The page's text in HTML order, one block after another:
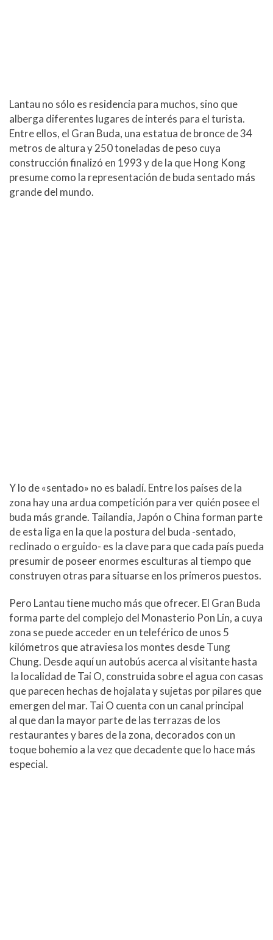
Lantau no sólo es residencia para muchos, sino que
alberga diferentes lugares de interés para el turista.
Entre ellos, el Gran Buda, una estatua de bronce de 34
metros de altura y 250 toneladas de peso cuya
construcción finalizó en 1993 y de la que Hong Kong
presume como la representación de buda sentado más
grande del mundo.
Y lo de «sentado» no es baladí. Entre los países de la
zona hay una ardua competición para ver quién posee el
buda más grande. Tailandia, Japón o China forman parte
de esta liga en la que la postura del buda -sentado,
reclinado o erguido- es la clave para que cada país pueda
presumir de poseer enormes esculturas al tiempo que
construyen otras para situarse en los primeros puestos.
Pero Lantau tiene mucho más que ofrecer. El Gran Buda
forma parte del complejo del Monasterio Pon Lin, a cuya
zona se puede acceder en un teleférico de unos 5
kilómetros que atraviesa los montes desde Tung
Chung. Desde aquí un autobús acerca al visitante hasta
la localidad de Tai O, construida sobre el agua con casas
que parecen hechas de hojalata y sujetas por pilares que
emergen del mar. Tai O cuenta con un canal principal
al que dan la mayor parte de las terrazas de los
restaurantes y bares de la zona, decorados con un
toque bohemio a la vez que decadente que lo hace más
especial.